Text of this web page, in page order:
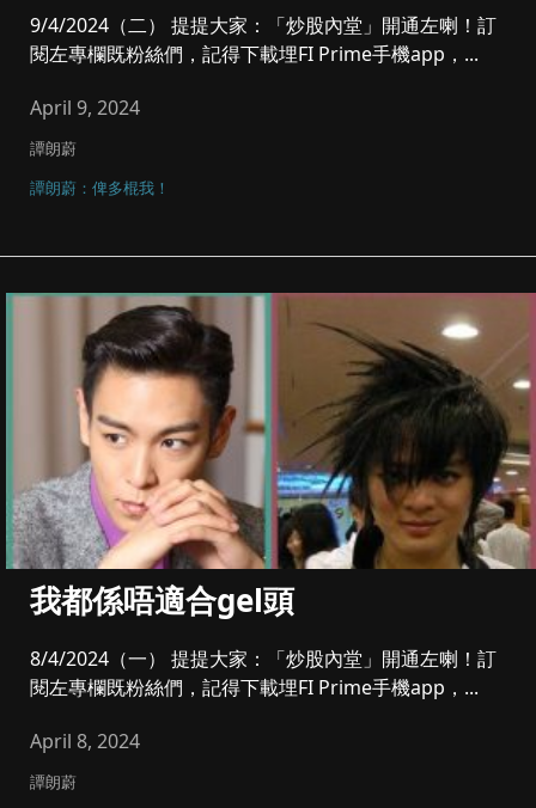
9/4/2024（二） 提提大家：「炒股內堂」開通左喇！訂
閱左專欄既粉絲們，記得下載埋FI Prime手機app，...
April 9, 2024
譚朗蔚
譚朗蔚：俾多棍我！
我都係唔適合gel頭
8/4/2024（一） 提提大家：「炒股內堂」開通左喇！訂
閱左專欄既粉絲們，記得下載埋FI Prime手機app，...
April 8, 2024
譚朗蔚